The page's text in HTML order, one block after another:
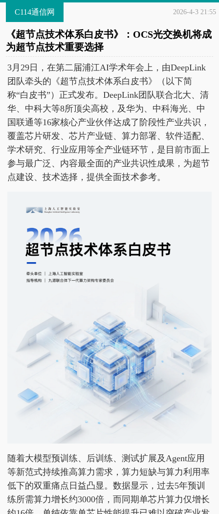
C114通信网 2026-4-3 21:55
《超节点技术体系白皮书》：OCS光交换机将成
为超节点技术重要选择
3月29日，在第二届浦江AI学术年会上，由DeepLink
团队牵头的《超节点技术体系白皮书》（以下简
称“白皮书”）正式发布。DeepLink团队联合北大、清
华、中科大等8所顶尖高校，及华为、中科海光、中
国联通等16家核心产业伙伴达成了阶段性产业共识，
覆盖芯片研发、芯片产业链、算力部署、软件适配、
学术研究、行业应用等全产业链环节，是目前市面上
参与最广泛、内容最全面的产业共识性成果，为超节
点建设、技术选择，提供全面技术参考。
随着大模型预训练、后训练、测试扩展及Agent应用
等新范式持续推高算力需求，算力短缺与算力利用率
低下的双重痛点日益凸显。数据显示，过去5年预训
练所需算力增长约3000倍，而同期单芯片算力仅增长